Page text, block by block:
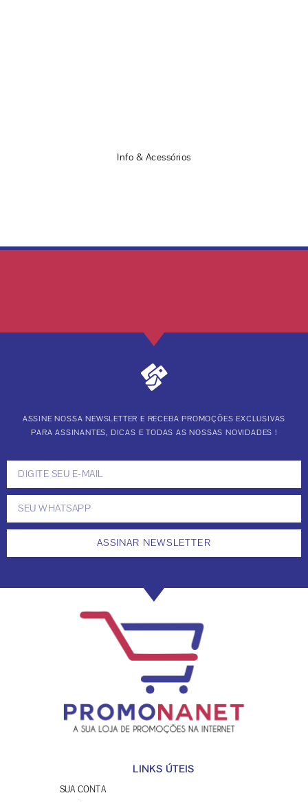
Info & Acessórios
ASSINE NOSSA NEWSLETTER E RECEBA PROMOÇÕES EXCLUSIVAS
PARA ASSINANTES, DICAS E TODAS AS NOSSAS NOVIDADES !
ASSINAR NEWSLETTER
LINKS ÚTEIS
SUA CONTA